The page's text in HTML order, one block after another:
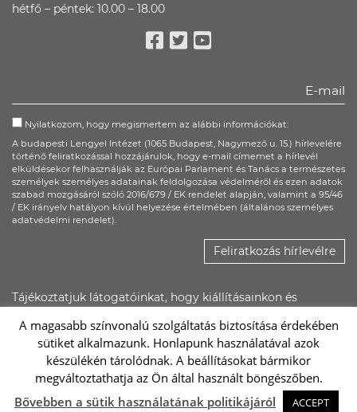
hétfő – péntek: 10.00 – 18.00
Nyilatkozom, hogy megismertem az alábbi információkat:
A budapesti Lengyel Intézet (1065 Budapest, Nagymező u. 15.) hírlevelére
történő feliratkozással hozzájárulok, hogy e-mail címemet a hírlevél
elküldésekor felhasználják az Európai Parlament és Tanács a természetes
személyek személyes adatainak feldolgozása védelméről és ezen adatok
szabad mozgásáról szóló 2016/679 / EK rendelet alapján, valamint a 95/46
/ EK irányelv hatályon kívül helyezése értelmében (általános személyes
adatvédelmi rendelet).
Feliratkozás hírlevélre
Tájékoztatjuk látogatóinkat, hogy kiállításainkon és
Lengyel Intézet saját felületein, illetőleg promóciós
anyagaiban felhasználhatja.
A magasabb színvonalú szolgáltatás biztosítása érdekében
sütiket alkalmazunk. Honlapunk használatával azok
készülékén tárolódnak. A beállításokat bármikor
megváltoztathatja az Ön által használt böngészőben.
Bővebben a sütik használatának politikájáról
ACCEPT